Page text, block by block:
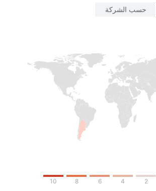
حسب الشركة
2
4
6
8
10